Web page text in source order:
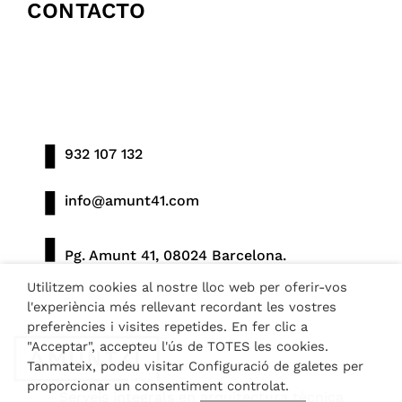
CONTACTO
932 107 132
info@amunt41.com
Pg. Amunt 41, 08024 Barcelona.
Serveis integrals en arquitectura tècnica
Utilitzem cookies al nostre lloc web per oferir-vos
l'experiència més rellevant recordant les vostres
preferències i visites repetides. En fer clic a
"Acceptar", accepteu l'ús de TOTES les cookies.
Tanmateix, podeu visitar Configuració de galetes per
proporcionar un consentiment controlat.